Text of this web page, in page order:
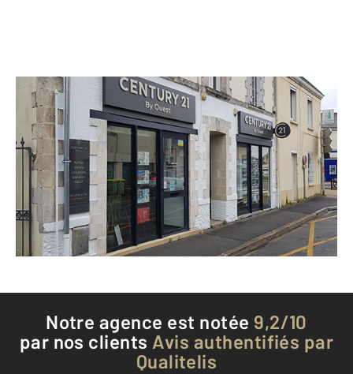
CENTURY 21 Harmony
2 rue du Général Duez
ST SEBASTIEN SUR LOIRE - 44230
Envoyer un message
Téléphoner à l'agence
Notre agence est notée 9,2/10
par nos clients Avis authentifiés par
Qualitelis